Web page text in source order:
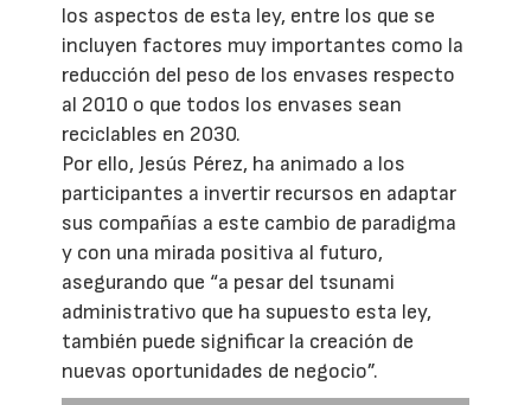
los aspectos de esta ley, entre los que se
incluyen factores muy importantes como la
reducción del peso de los envases respecto
al 2010 o que todos los envases sean
reciclables en 2030.
Por ello, Jesús Pérez, ha animado a los
participantes a invertir recursos en adaptar
sus compañías a este cambio de paradigma
y con una mirada positiva al futuro,
asegurando que “a pesar del tsunami
administrativo que ha supuesto esta ley,
también puede significar la creación de
nuevas oportunidades de negocio”.